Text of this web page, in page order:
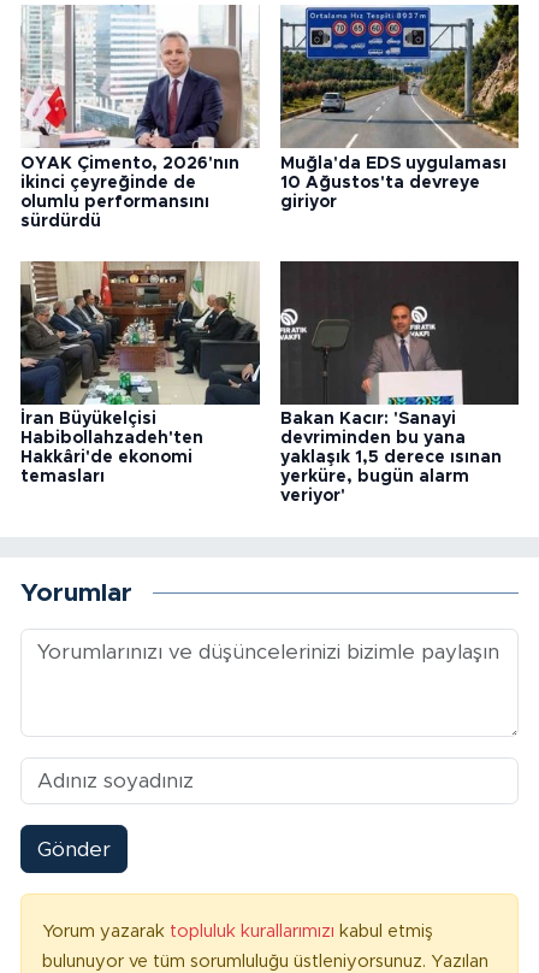
OYAK Çimento, 2026'nın
ikinci çeyreğinde de
olumlu performansını
sürdürdü
Muğla'da EDS uygulaması
10 Ağustos'ta devreye
giriyor
İran Büyükelçisi
Habibollahzadeh'ten
Hakkâri'de ekonomi
temasları
Bakan Kacır: 'Sanayi
devriminden bu yana
yaklaşık 1,5 derece ısınan
yerküre, bugün alarm
veriyor'
Yorumlar
Gönder
Yorum yazarak topluluk kurallarımızı kabul etmiş
bulunuyor ve tüm sorumluluğu üstleniyorsunuz. Yazılan